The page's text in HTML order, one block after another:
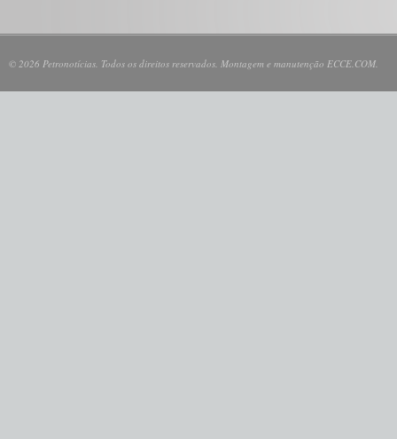
© 2026 Petronotícias. Todos os direitos reservados. Montagem e manutenção ECCE.COM.